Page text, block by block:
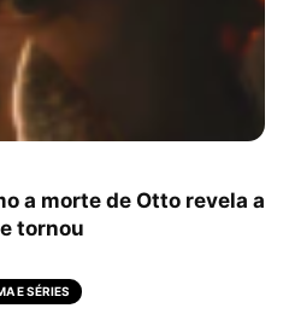
a morte de Otto revela a
tornou
E SÉRIES